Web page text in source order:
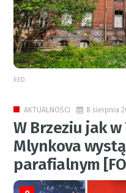
RED.
AKTUALNOŚCI 8 sierpnia
W Brzeziu jak
Mlynkova
parafialnym